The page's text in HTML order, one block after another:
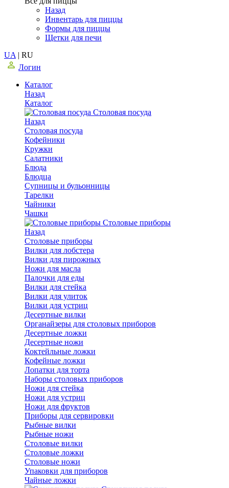
Назад
Инвентарь для пиццы
Формы для пиццы
Щетки для печи
UA | RU
Логин
Каталог
Назад
Каталог
Столовая посуда
Назад
Столовая посуда
Кофейники
Кружки
Салатники
Блюда
Блюдца
Супницы и бульонницы
Тарелки
Чайники
Чашки
Cтоловые приборы
Назад
Cтоловые приборы
Вилки для лобстера
Вилки для пирожных
Ножи для масла
Палочки для еды
Вилки для стейка
Вилки для улиток
Вилки для устриц
Десертные вилки
Органайзеры для столовых приборов
Десертные ложки
Десертные ножи
Коктейльные ложки
Кофейные ложки
Лопатки для торта
Наборы столовых приборов
Ножи для стейка
Ножи для устриц
Ножи для фруктов
Приборы для сервировки
Рыбные вилки
Рыбные ножи
Столовые вилки
Столовые ложки
Столовые ножи
Упаковки для приборов
Чайные ложки